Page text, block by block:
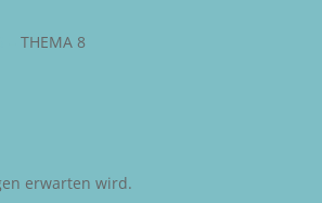
THEMA 8
erwarten wird.